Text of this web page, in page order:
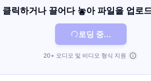
클릭하거나 끌어다 놓아 파일을 업로
로딩 중...
20+ 오디오 및 비디오 형식 지원